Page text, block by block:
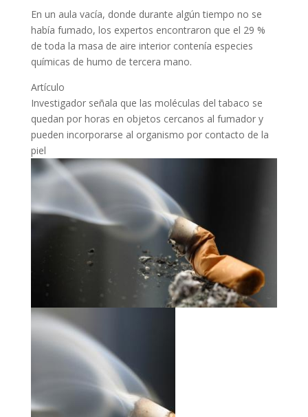
En un aula vacía, donde durante algún tiempo no se
había fumado, los expertos encontraron que el 29 %
de toda la masa de aire interior contenía especies
químicas de humo de tercera mano.
Artículo
Investigador señala que las moléculas del tabaco se
quedan por horas en objetos cercanos al fumador y
pueden incorporarse al organismo por contacto de la
piel